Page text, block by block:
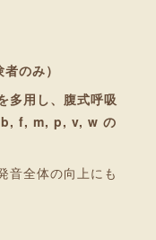
のみ）
多用し、腹式呼吸
b, f, m, p, v, w の
音全体の向上にも